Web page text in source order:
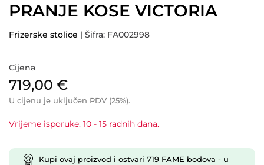
PRANJE KOSE VICTORIA
Frizerske stolice | Šifra: FA002998
Cijena
719,00 €
U cijenu je uključen PDV (25%).
Vrijeme isporuke: 10 - 15 radnih dana.
Kupi ovaj proizvod i ostvari 719 FAME bodova - u